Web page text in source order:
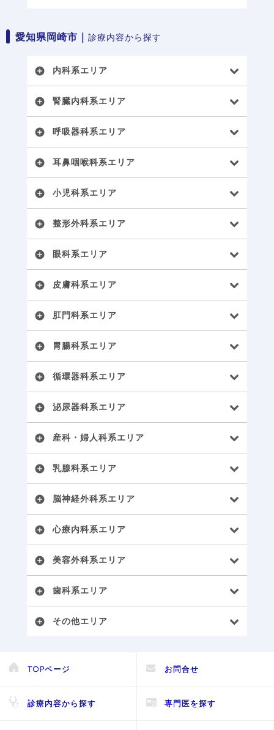
愛知県岡崎市｜ 診療内容から探す
add_circle 内科系エリア
add_circle 腎臓内科系エリア
add_circle 呼吸器科系エリア
add_circle 耳鼻咽喉科系エリア
add_circle 小児科系エリア
add_circle 整形外科系エリア
add_circle 眼科系エリア
add_circle 皮膚科系エリア
add_circle 肛門科系エリア
add_circle 胃腸科系エリア
add_circle 循環器科系エリア
add_circle 泌尿器科系エリア
add_circle 産科・婦人科系エリア
add_circle 乳腺科系エリア
add_circle 脳神経外科系エリア
add_circle 心療内科系エリア
add_circle 美容外科系エリア
add_circle 歯科系エリア
add_circle その他エリア
TOPページ お問合せ
診療内容から探す 専門医を探す